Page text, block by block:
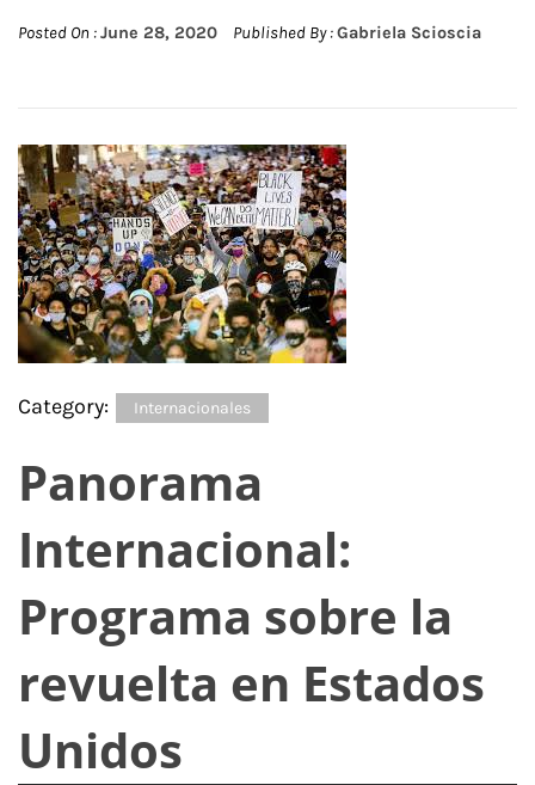
Posted On :June 28, 2020 Published By :Gabriela Scioscia
Category: Internacionales
Panorama
Internacional:
Programa sobre la
revuelta en Estados
Unidos